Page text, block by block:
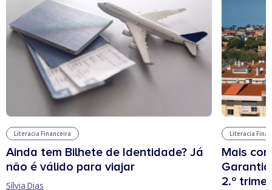
Literacia Financeira
Ainda tem Bilhete de Identidade? Já
não é válido para viajar
Sílvia Dias
Literacia
Mais
2.º